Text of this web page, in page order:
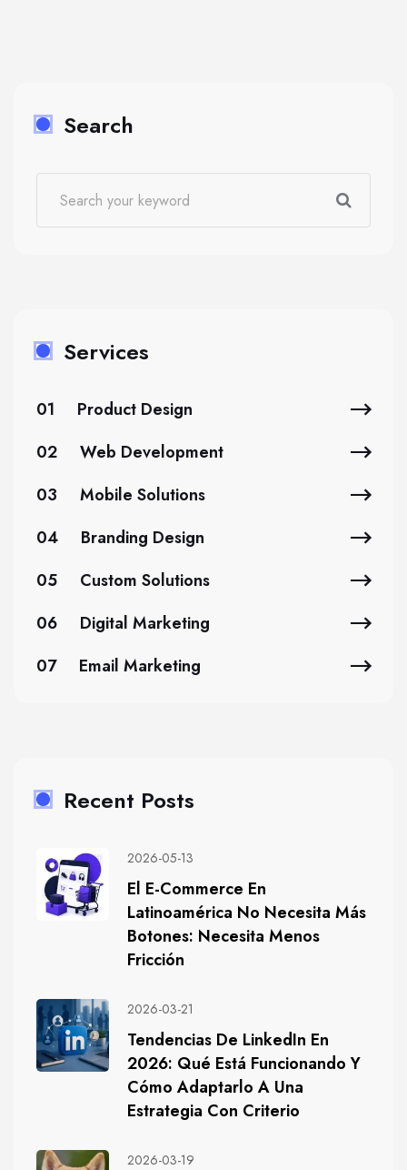
Search
Services
01
Product Design
02
Web Development
03
Mobile Solutions
04
Branding Design
05
Custom Solutions
06
Digital Marketing
07
Email Marketing
Recent Posts
2026-05-13
El E-Commerce En
Latinoamérica No Necesita Más
Botones: Necesita Menos
Fricción
2026-03-21
Tendencias De LinkedIn En
2026: Qué Está Funcionando Y
Cómo Adaptarlo A Una
Estrategia Con Criterio
2026-03-19